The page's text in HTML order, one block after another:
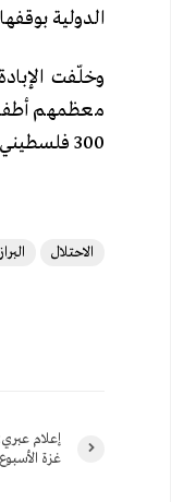
الدولية
300 فلسطيني، بينهم 117 طفلا.
الاحتلال
إعلام
غزة